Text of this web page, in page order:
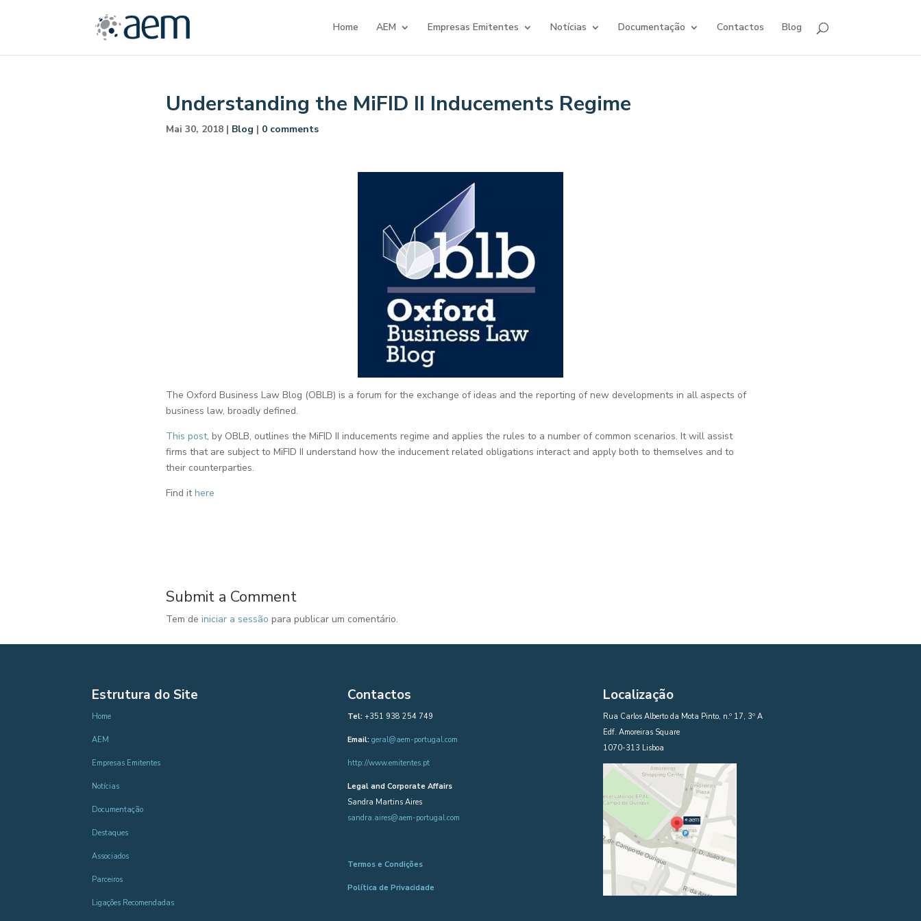
Home AEM Empresas Emitentes Notícias Documentação Contactos Blog
Understanding the MiFID II Inducements Regime
Mai 30, 2018| Blog | 0 comments
The Oxford Business Law Blog (OBLB) is a forum for the exchange of ideas and the reporting of new developments in all aspects of
business law, broadly defined.
This post, by OBLB, outlines the MiFID II inducements regime and applies the rules to a number of common scenarios. It will assist
firms that are subject to MiFID II understand how the inducement related obligations interact and apply both to themselves and to
their counterparties.
Find ithere
Submit a Comment
Tem de iniciar a sessão para publicar um comentário.
Estrutura do Site
Home
AEM
Empresas Emitentes
Notícias
Documentação
Destaques
Associados
Parceiros
Ligações Recomendadas
Contactos
Tel: +351 938 254 749
Email: geral@aem-portugal.com
http://www.emitentes.pt
Legal and Corporate Affairs
Sandra Martins Aires
sandra.aires@aem-portugal.com
Termos e Condições
Política de Privacidade
Localização
Rua Carlos Alberto da Mota Pinto, n.º 17, 3º A
Edf. Amoreiras Square
1070-313 Lisboa